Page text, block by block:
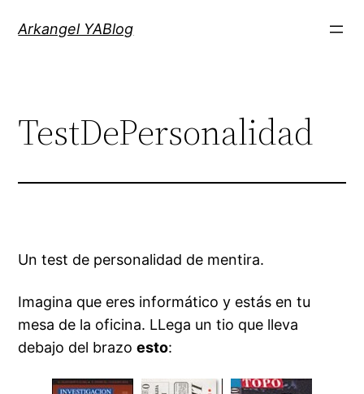
Arkangel YABlog
TestDePersonalidad
Un test de personalidad de mentira.
Imagina que eres informático y estás en tu
mesa de la oficina. LLega un tio que lleva
debajo del brazoesto: